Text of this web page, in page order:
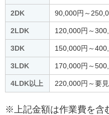
2DK 90,000円～
2LDK 120,000円～
3DK 150,000円～
3LDK 170,000円～
4LDK以上 220,000円～要
※上記金額は作業費を含